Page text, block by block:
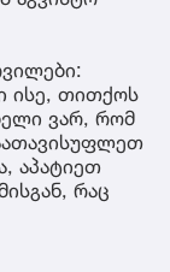
ისე, თითქოს
ვარ, რომ
აპატიეთ
რაც